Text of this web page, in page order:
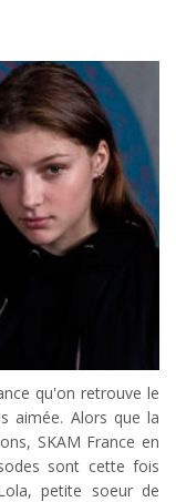
qu'on retrouve le
aimée. Alors que la
SKAM France en
sont cette fois
petite soeur de